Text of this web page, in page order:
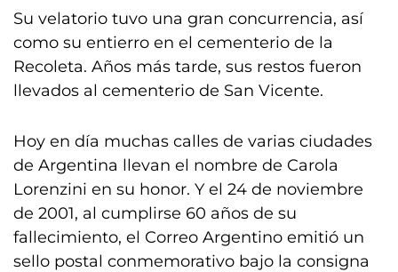
Su velatorio tuvo una gran concurrencia, así
como su entierro en el cementerio de la
Recoleta. Años más tarde, sus restos fueron
llevados al cementerio de San Vicente.
Hoy en día muchas calles de varias ciudades
de Argentina llevan el nombre de Carola
Lorenzini en su honor. Y el 24 de noviembre
de 2001, al cumplirse 60 años de su
fallecimiento, el Correo Argentino emitió un
sello postal conmemorativo bajo la consigna